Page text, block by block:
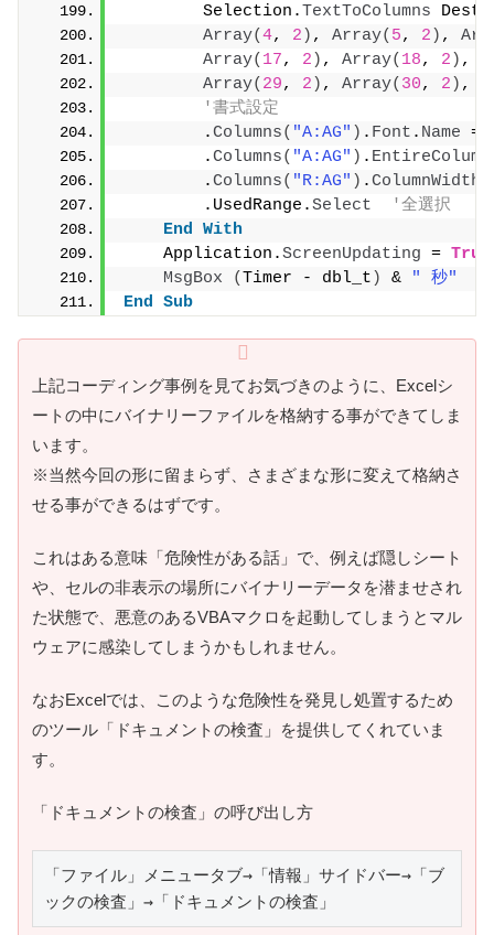
        Selection.
TextToColumns
Array(4, 2 ) , Array( 5, 2 ) ,
Array( 17, 2 ) , Array( 18, 2 ) ,
Array( 29, 2 ) , Array( 30, 2 ) ,
'書式設定
        .
Columns( "A:AG" ) . Font . Name =
        .
Columns( "A:AG" ) . EntireColumn
        .
Columns( "R:AG" ) .ColumnWidth
        .UsedRange.
Select
'全選択
End With
    Application.
ScreenUpdating = True
MsgBox
(Timer - dbl_t ) &
" 秒"
End Sub
上記コーディング事例を見てお気づきのように、Excelシ
ートの中にバイナリーファイルを格納する事ができてしま
います。
※当然今回の形に留まらず、さまざまな形に変えて格納さ
せる事ができるはずです。
これはある意味「危険性がある話」で、例えば隠しシート
や、セルの非表示の場所にバイナリーデータを潜ませされ
た状態で、悪意のあるVBAマクロを起動してしまうとマル
ウェアに感染してしまうかもしれません。
なおExcelでは、このような危険性を発見し処置するため
のツール「ドキュメントの検査」を提供してくれていま
す。
「ドキュメントの検査」の呼び出し方
「ファイル」メニュータブ→「情報」サイドバー→「ブ
ックの検査」→「ドキュメントの検査」